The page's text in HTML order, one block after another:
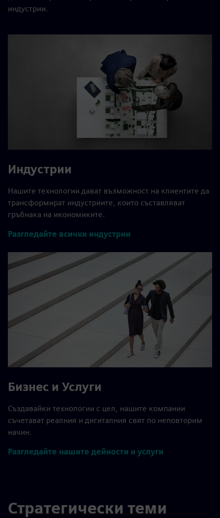
индустрии.
Индустрии
Нашите технологии дават възможност на клиентите да
трансформират индустриите, които съставляват
гръбнака на икономиките.
Разгледайте всички индустрии
Бизнес и Услуги
Създавайки технологии с цел, нашите компании
съчетават реалния и дигиталния свят по неповторим
начин.
Разгледайте нашите дейности и услуги
Стратегически теми